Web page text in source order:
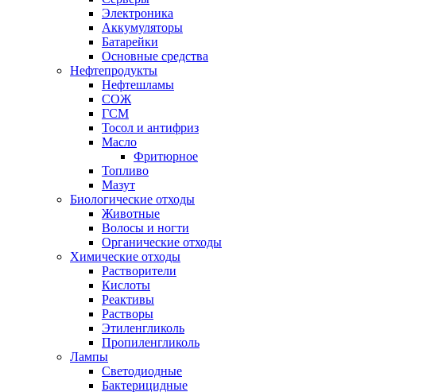
Электроника
Аккумуляторы
Батарейки
Основные средства
Нефтепродукты
Нефтешламы
СОЖ
ГСМ
Тосол и антифриз
Масло
Фритюрное
Топливо
Мазут
Биологические отходы
Животные
Волосы и ногти
Органические отходы
Химические отходы
Растворители
Кислоты
Реактивы
Растворы
Этиленгликоль
Пропиленгликоль
Лампы
Светодиодные
Бактерицидные